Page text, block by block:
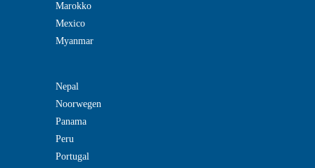
Marokko
Mexico
Myanmar
Nepal
Noorwegen
Panama
Peru
Portugal